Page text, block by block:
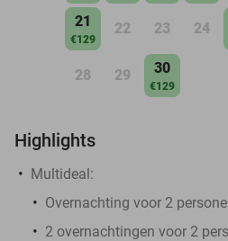
21
€129
22 23 24
28 29 30
€129
Highlights
Multideal:
Overnachting voor 2
2 overnachtingen voor 2